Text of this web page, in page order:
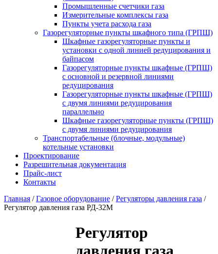
Промышленные счетчики газа
Измерительные комплексы газа
Пункты учета расхода газа
Газорегуляторные пункты шкафного типа (ГРПШ)
Шкафные газорегуляторные пункты и
установки c одной линией редуцирования и
байпасом
Газорегуляторные пункты шкафные (ГРПШ)
с основной и резервной линиями
редуцирования
Газорегуляторные пункты шкафные (ГРПШ)
с двумя линиями редуцирования
параллельно
Шкафные газорегуляторные пункты (ГРПШ)
c двумя линиями редуцирования
Транспортабельные (блочные, модульные)
котельные установки
Проектирование
Разрешительная документация
Прайс-лист
Контакты
Главная / Газовое оборудование / Регуляторы давления газа /
Регулятор давления газа РД-32М
Регулятор